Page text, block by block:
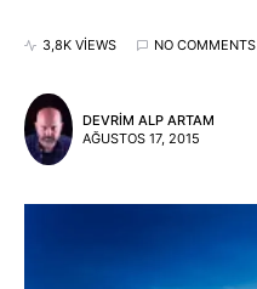
3,8K VIEWS NO COMMENTS
DEVRIM ALP ARTAM
AĞUSTOS 17, 2015